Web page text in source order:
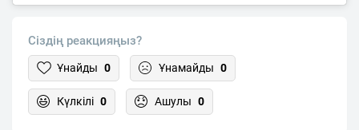
Сіздің реакцияңыз?
Ұнайды 0 Ұнамайды 0
Күлкілі 0 Ашулы 0